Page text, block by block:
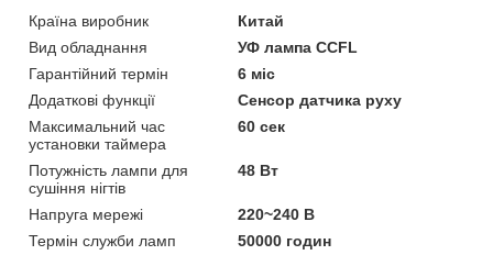
Країна виробник
Китай
Вид обладнання
УФ лампа CCFL
Гарантійний термін
6 міс
Додаткові функції
Сенсор датчика руху
Максимальний час
установки таймера
60 сек
Потужність лампи для
сушіння нігтів
48 Вт
Напруга мережі
220~240 В
Термін служби ламп
50000 годин